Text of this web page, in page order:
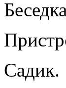
Садик.